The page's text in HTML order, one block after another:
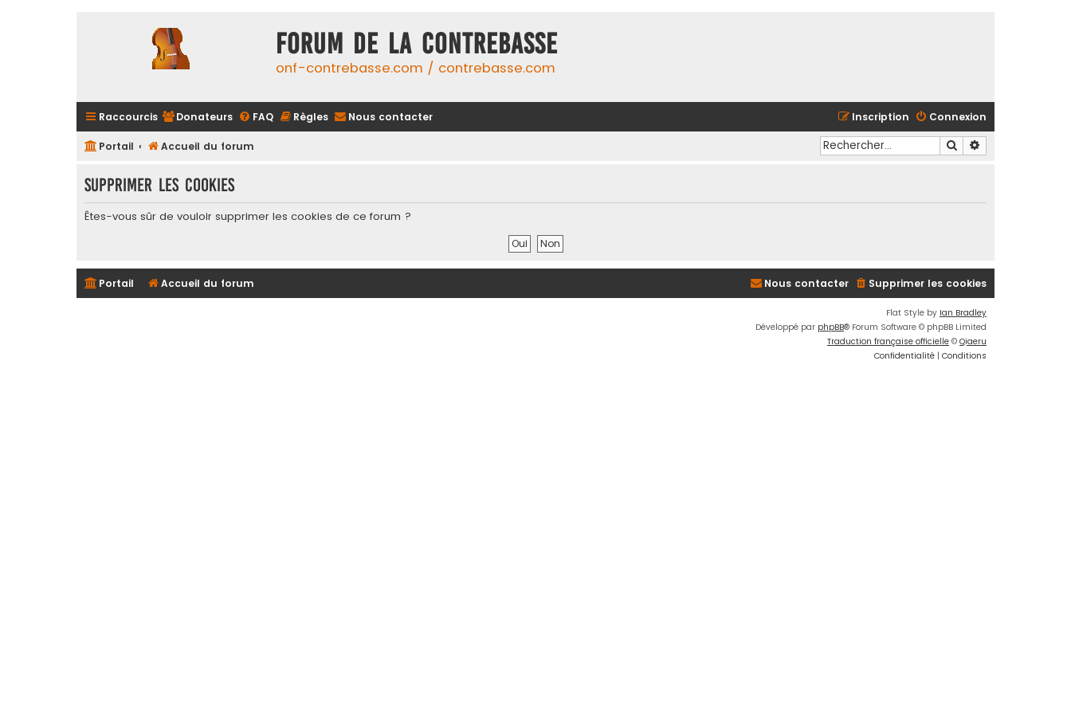
FORUM DE LA CONTREBASSE
onf-contrebasse.com / contrebasse.com
Raccourcis Donateurs FAQ Règles Nous contacter Connexion
Inscription
Portail Accueil du forum Rechercher
Supprimer les cookies
Êtes-vous sûr de vouloir supprimer les cookies de ce forum ?
Portail Accueil du forum Supprimer les cookies
Nous contacter
Flat Style by Ian Bradley
Développé par phpBB® Forum Software © phpBB Limited
Traduction française officielle © Qiaeru
Confidentialité | Conditions